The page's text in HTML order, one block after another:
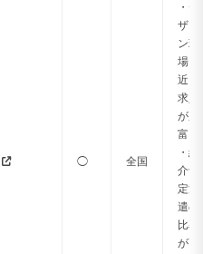
◯ 全国
・デ
ザイ
ン現
場に
近い
求人
が豊
富
・紹
介予
定派
遣の
比率
が高